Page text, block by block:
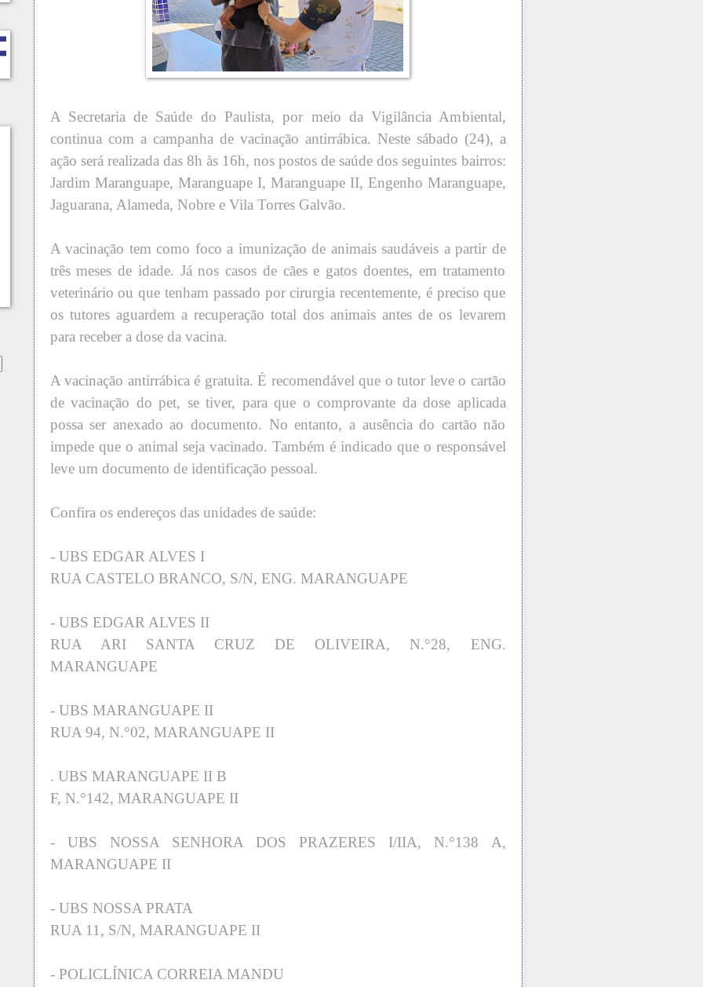
A Secretaria de Saúde do Paulista, por meio da Vigilância Ambiental,
continua com a campanha de vacinação antirrábica. Neste sábado (24), a
ação será realizada das 8h às 16h, nos postos de saúde dos seguintes bairros:
Jardim Maranguape, Maranguape I, Maranguape II, Engenho Maranguape,
Jaguarana, Alameda, Nobre e Vila Torres Galvão.
A vacinação tem como foco a imunização de animais saudáveis a partir de
três meses de idade. Já nos casos de cães e gatos doentes, em tratamento
veterinário ou que tenham passado por cirurgia recentemente, é preciso que
os tutores aguardem a recuperação total dos animais antes de os levarem
para receber a dose da vacina.
A vacinação antirrábica é gratuita. É recomendável que o tutor leve o cartão
de vacinação do pet, se tiver, para que o comprovante da dose aplicada
possa ser anexado ao documento. No entanto, a ausência do cartão não
impede que o animal seja vacinado. Também é indicado que o responsável
leve um documento de identificação pessoal.
Confira os endereços das unidades de saúde:
- UBS EDGAR ALVES I
RUA CASTELO BRANCO, S/N, ENG. MARANGUAPE
- UBS EDGAR ALVES II
RUA ARI SANTA CRUZ DE OLIVEIRA, N.°28, ENG.
MARANGUAPE
- UBS MARANGUAPE II
RUA 94, N.°02, MARANGUAPE II
. UBS MARANGUAPE II B
F, N.°142, MARANGUAPE II
- UBS NOSSA SENHORA DOS PRAZERES I/IIA, N.°138 A,
MARANGUAPE II
- UBS NOSSA PRATA
RUA 11, S/N, MARANGUAPE II
- POLICLÍNICA CORREIA MANDU